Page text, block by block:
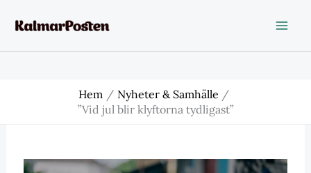
Hem
Nyheter & Samhälle
”Vid jul blir klyftorna tydligast”